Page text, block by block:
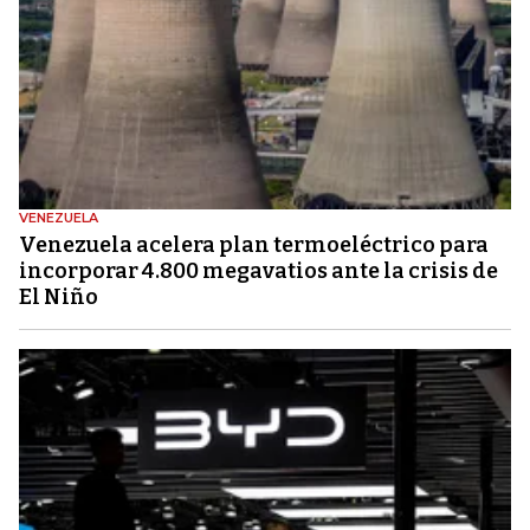
VENEZUELA
Venezuela acelera plan termoeléctrico para
incorporar 4.800 megavatios ante la crisis de
El Niño